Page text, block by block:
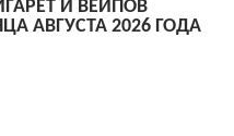
И ВЕЙПОВ
АВГУСТА 2026 ГОДА